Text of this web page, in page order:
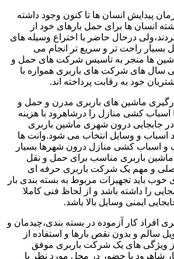
پیدایش انسان ها تا کنون وجود داشته
انسان ها برای حمل بارهای خود از
درحال حاضر با اختراع وسیله های
راحت تر و سریع تر انجام می
ماشین ها منجر به تاسیس شرکت های حمل و
سال های شرکت های باربری همواره با
خود به رقابت پرداخته اند.
ماشین های باربری مدرن و حمل و
اسباب کشی منازل را درشاهرود با هزینه
جابجایی درون شهری ماشین باربری
اسباب و وسایل انتخاب می شود.وانت ها
و اسباب کشی منازل درون شهرها بسیار
باربری مناسب برای حمل و نقل
و مهم یک شرکت باربری حرفه ای
باید تجهیزات مربوط به بسته بندی بار
را داشته باشد و از لحاظ فنی کاملا
ایمنی وسایل بالا باشد.
افراد کار آزموده در بسته بندی،چیدمان و
سالم و بدون نقص بارها و استفاده از
از ویژگی های یک شرکت باربری موفق
شاهرود با حضور در محل مورد نظر با